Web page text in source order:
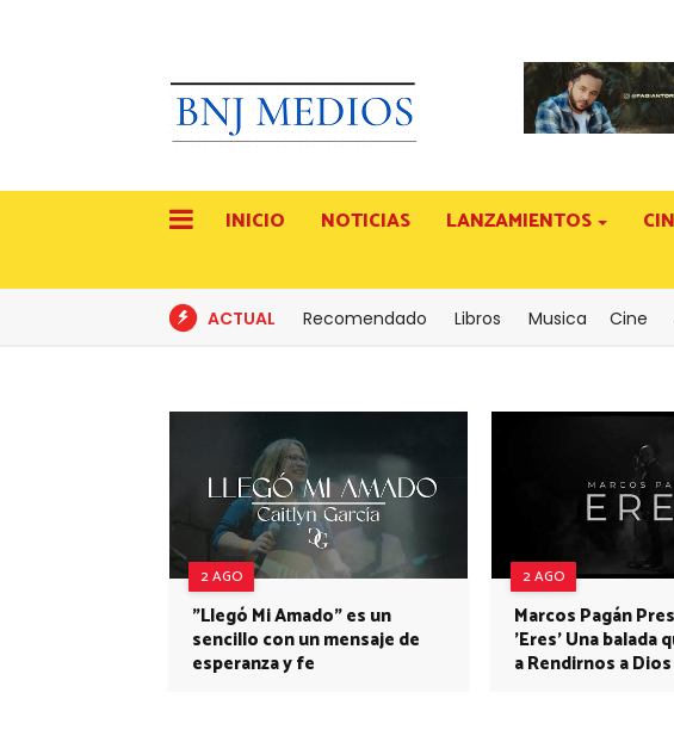
INICIO NOTICIAS LANZAMIENTOS
ACTUAL Recomendado Libros Musica Cine
2 AGO
"Llegó Mi Amado" es un
sencillo con un mensaje de
esperanza y fe
2 AGO
Marcos Pagán
'Eres' Una balada
a Rendirnos a Dios